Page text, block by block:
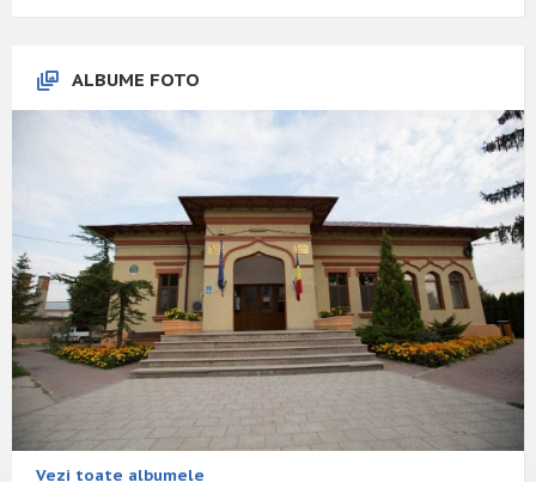
ALBUME FOTO
Vezi toate albumele